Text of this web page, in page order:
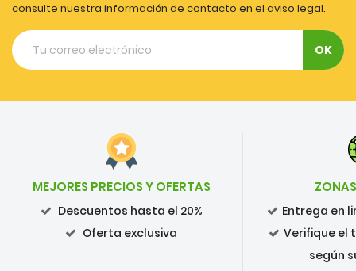
consulte nuestra información de contacto en el aviso legal.
MEJORES PRECIOS Y OFERTAS
Descuentos hasta el 20%
Oferta exclusiva
Entrega en
Verifique el
según